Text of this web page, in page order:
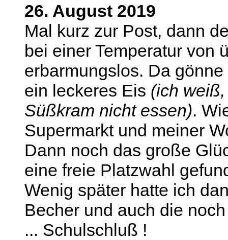
26. August 2019
Mal kurz zur Post, dann
bei einer Temperatur von
erbarmungslos. Da
ein leckeres Eis (ich
Süßkram nicht essen).
Supermarkt und meiner
Dann noch das große
eine freie Platzwahl
Wenig später hatte ich
Becher und auch die
... Schulschluß !